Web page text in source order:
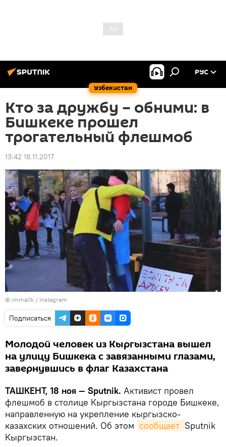
Узбекистан
РУС
Кто за дружбу – обними: в
Бишкеке прошел
трогательный флешмоб
13:42 18.11.2017
© immal1k / Instagram
Подписаться
Молодой человек из Кыргызстана вышел
на улицу Бишкека с завязанными глазами,
завернувшись в флаг Казахстана
ТАШКЕНТ, 18 ноя — Sputnik. Активист провел
флешмоб в столице Кыргызстана городе Бишкеке,
направленную на укрепление кыргызско-
казахских отношений. Об этом сообщает Sputnik
Кыргызстан.